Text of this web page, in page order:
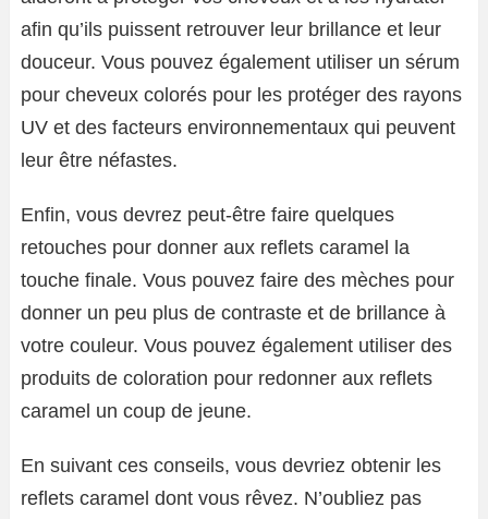
afin qu’ils puissent retrouver leur brillance et leur
douceur. Vous pouvez également utiliser un sérum
pour cheveux colorés pour les protéger des rayons
UV et des facteurs environnementaux qui peuvent
leur être néfastes.
Enfin, vous devrez peut-être faire quelques
retouches pour donner aux reflets caramel la
touche finale. Vous pouvez faire des mèches pour
donner un peu plus de contraste et de brillance à
votre couleur. Vous pouvez également utiliser des
produits de coloration pour redonner aux reflets
caramel un coup de jeune.
En suivant ces conseils, vous devriez obtenir les
reflets caramel dont vous rêvez. N’oubliez pas